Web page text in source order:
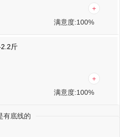
满意度:100%
斤
满意度:100%
有底线的